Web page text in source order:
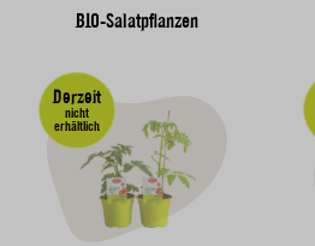
BIO-Salatpflanzen
Derzeit
nicht
erhältlich